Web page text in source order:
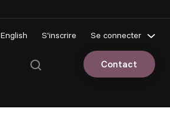
English S'inscrire Se connecter
Espace client
Contact